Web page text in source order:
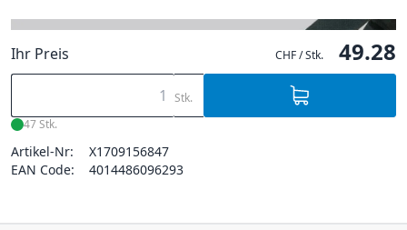
Ihr Preis CHF / Stk. 49.28
Stk.
47 Stk.
Artikel-Nr:
X1709156847
EAN Code:
4014486096293